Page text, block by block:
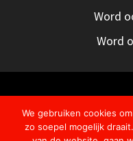
Word
Word
© 2026 . Gebouwd
We gebruiken cookies
zo soepel mogelijk